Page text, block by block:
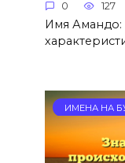
0 127
Имя Амандо:
ИМЕНА НА